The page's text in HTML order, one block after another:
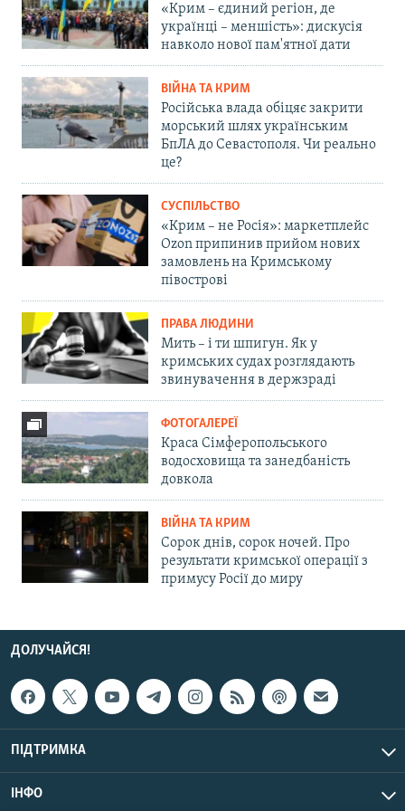
«Крим – єдиний регіон, де
українці – меншість»: дискусія
навколо нової пам'ятної дати
ВІЙНА ТА КРИМ
Російська влада обіцяє закрити
морський шлях українським
БпЛА до Севастополя. Чи реально
це?
СУСПІЛЬСТВО
«Крим – не Росія»: маркетплейс
Ozon припинив прийом нових
замовлень на Кримському
півострові
ПРАВА ЛЮДИНИ
Мить – і ти шпигун. Як у
кримських судах розглядають
звинувачення в держзраді
ФОТОГАЛЕРЕЇ
Краса Сімферопольського
водосховища та занедбаність
довкола
ВІЙНА ТА КРИМ
Сорок днів, сорок ночей. Про
результати кримської операції з
примусу Росії до миру
ДОЛУЧАЙСЯ!
ПІДТРИМКА
ІНФО